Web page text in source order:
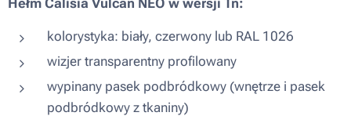
Hełm Calisia Vulcan NEO w wersji Tn:
kolorystyka: biały, czerwony lub RAL 1026
wizjer transparentny profilowany
wypinany pasek podbródkowy (wnętrze i pasek
podbródkowy z tkaniny)